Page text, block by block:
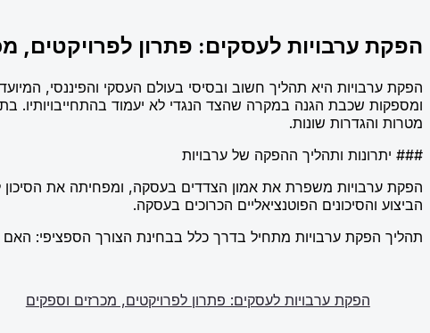
הפקת ערבויות לעסקים: פתרון לפרויקטים,
הפקת ערבויות היא תהליך חשוב ובסיסי בעולם העסקי והפיננסי,
ומספקות שכבת הגנה במקרה שהצד הנגדי לא יעמוד בהתחייבויותיו.
מטרות והגדרות שונות.
### יתרונות ותהליך ההפקה של ערבויות
הפקת ערבויות משפרת את אמון הצדדים בעסקה, ומפחיתה את
הביצוע והסיכונים הפוטנציאליים הכרוכים בעסקה.
תהליך הפקת ערבויות מתחיל בדרך כלל בבחינת הצורך הספציפי:
הפקת ערבויות לעסקים: פתרון לפרויקטים, מכרזים וספקים